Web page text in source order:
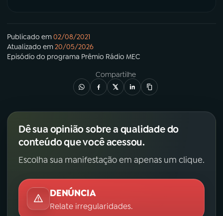
Publicado em02/08/2021
Atualizado em20/05/2026
Episódio do programa Prêmio Rádio MEC
Compartilhe
Dê sua opinião sobre a qualidade do
conteúdo que você acessou.
Escolha sua manifestação em apenas um clique.
DENÚNCIA
Relate irregularidades.